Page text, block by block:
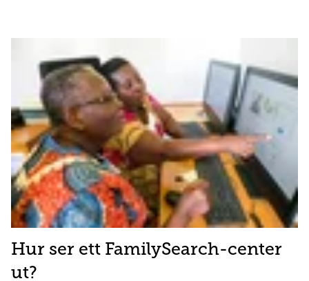
Hur ser ett FamilySearch-center
ut?